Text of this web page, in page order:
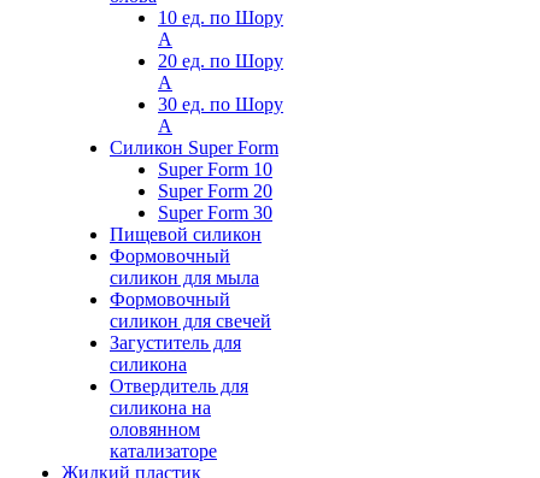
10 ед. по Шору
А
20 ед. по Шору
А
30 ед. по Шору
А
Силикон Super Form
Super Form 10
Super Form 20
Super Form 30
Пищевой силикон
Формовочный
силикон для мыла
Формовочный
силикон для свечей
Загуститель для
силикона
Отвердитель для
силикона на
оловянном
катализаторе
Жидкий пластик